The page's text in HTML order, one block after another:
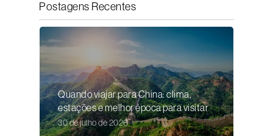
Postagens Recentes
Quando viajar para China: clima,
estações e melhor época para visitar
30 de julho de 2026